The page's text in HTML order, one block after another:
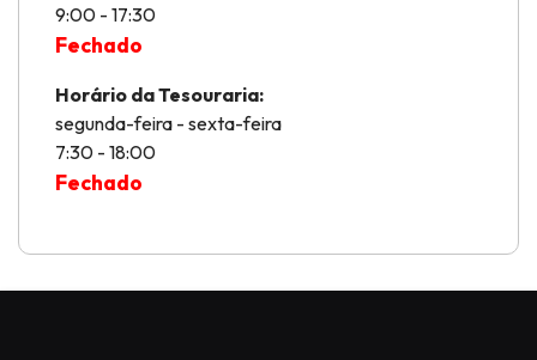
9:00 - 17:30
Fechado
Horário da Tesouraria:
segunda-feira - sexta-feira
7:30 - 18:00
Fechado